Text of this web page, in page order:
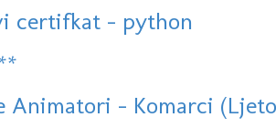
certifkat - python
Animatori - Komarci